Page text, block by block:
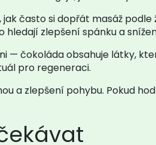
často si dopřát masáž
hledají zlepšení spánku a
— čokoláda obsahuje látky,
pro regeneraci.
a zlepšení pohybu. Pokud